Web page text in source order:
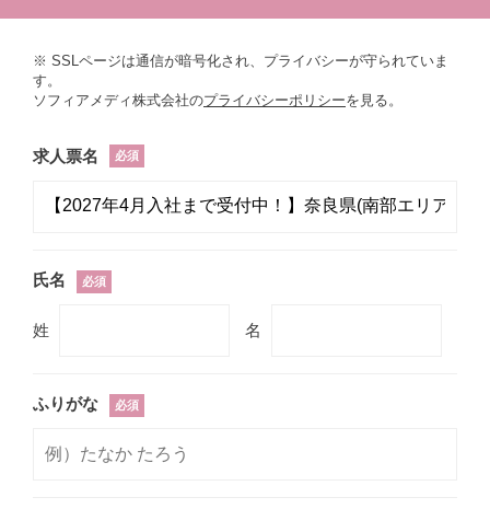
※ SSLページは通信が暗号化され、プライバシーが守られていま
す。
ソフィアメディ株式会社のプライバシーポリシーを見る。
求人票名 必須
氏名 必須
姓 名
ふりがな 必須